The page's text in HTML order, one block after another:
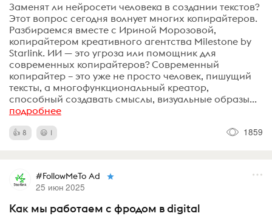
Заменят ли нейросети человека в создании текстов?
Этот вопрос сегодня волнует многих копирайтеров.
Разбираемся вместе с Ириной Морозовой,
копирайтером креативного агентства Milestone by
Starlink. ИИ — это угроза или помощник для
современных копирайтеров? Современный
копирайтер – это уже не просто человек, пишущий
тексты, а многофункциональный креатор,
способный создавать смыслы, визуальные образы...
подробнее
8 1 1859
#FollowMeTo Ad
25 июн 2025
Как мы работаем с фродом в digital